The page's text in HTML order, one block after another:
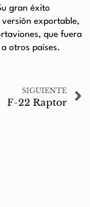
gran éxito
exportable,
que fuera
otros países.
SIGUIENTE
F-22 Raptor